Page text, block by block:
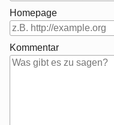
Homepage
Kommentar